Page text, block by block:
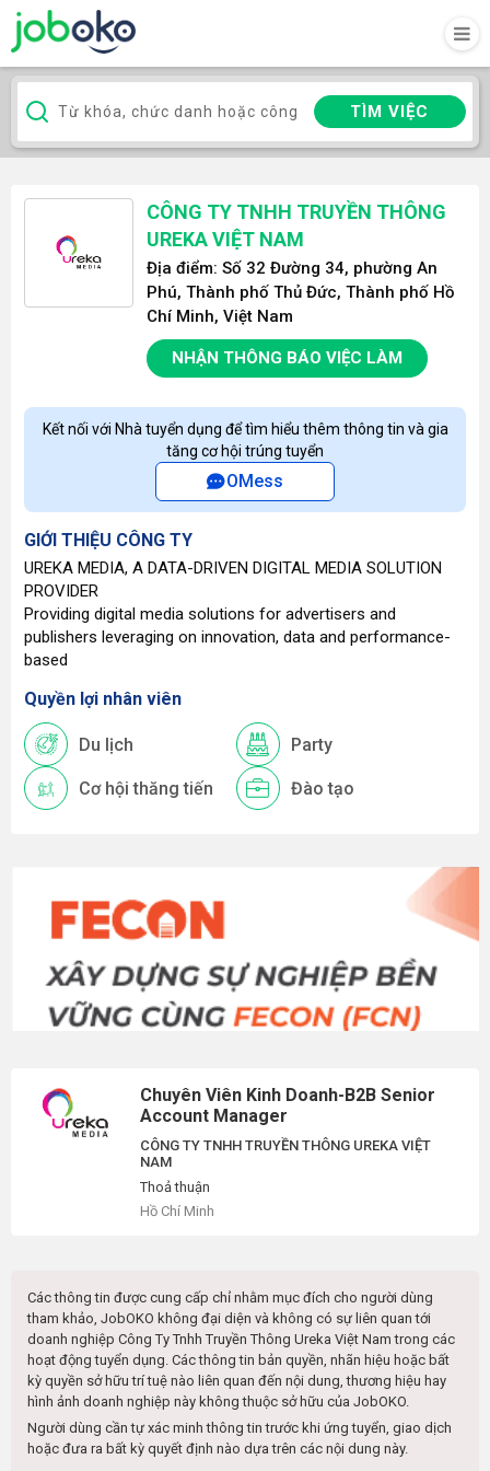
TÌM VIỆC
CÔNG TY TNHH TRUYỀN THÔNG
UREKA VIỆT NAM
Địa điểm: Số 32 Đường 34, phường An
Phú, Thành phố Thủ Đức, Thành phố Hồ
Chí Minh, Việt Nam
NHẬN THÔNG BÁO VIỆC LÀM
Kết nối với Nhà tuyển dụng để tìm hiểu thêm thông tin và gia
tăng cơ hội trúng tuyển
OMess
GIỚI THIỆU CÔNG TY
UREKA MEDIA, A DATA-DRIVEN DIGITAL MEDIA SOLUTION
PROVIDER
Providing digital media solutions for advertisers and
publishers leveraging on innovation, data and performance-
based
Quyền lợi nhân viên
Du lịch Party
Cơ hội thăng tiến Đào tạo
Chuyên Viên Kinh Doanh-B2B Senior
Account Manager
CÔNG TY TNHH TRUYỀN THÔNG UREKA VIỆT
NAM
Thoả thuận
Hồ Chí Minh
Các thông tin được cung cấp chỉ nhằm mục đích cho người dùng
tham khảo, JobOKO không đại diện và không có sự liên quan tới
doanh nghiệp Công Ty Tnhh Truyền Thông Ureka Việt Nam trong các
hoạt động tuyển dụng. Các thông tin bản quyền, nhãn hiệu hoặc bất
kỳ quyền sở hữu trí tuệ nào liên quan đến nội dung, thương hiệu hay
hình ảnh doanh nghiệp này không thuộc sở hữu của JobOKO.
Người dùng cần tự xác minh thông tin trước khi ứng tuyển, giao dịch
hoặc đưa ra bất kỳ quyết định nào dựa trên các nội dung này.